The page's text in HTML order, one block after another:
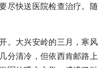
尽快送医院检查治疗。随
大兴安岭的三月，寒风
分清冷，但依西肯邮路上